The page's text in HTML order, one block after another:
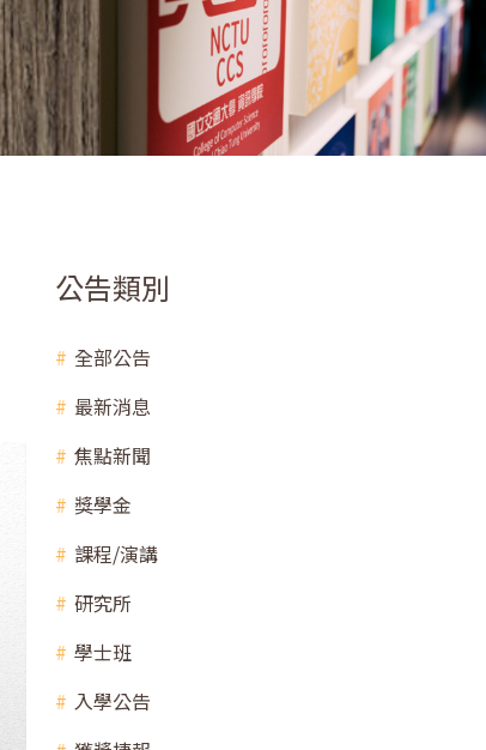
公告類別
全部公告
最新消息
焦點新聞
獎學金
課程/演講
研究所
學士班
入學公告